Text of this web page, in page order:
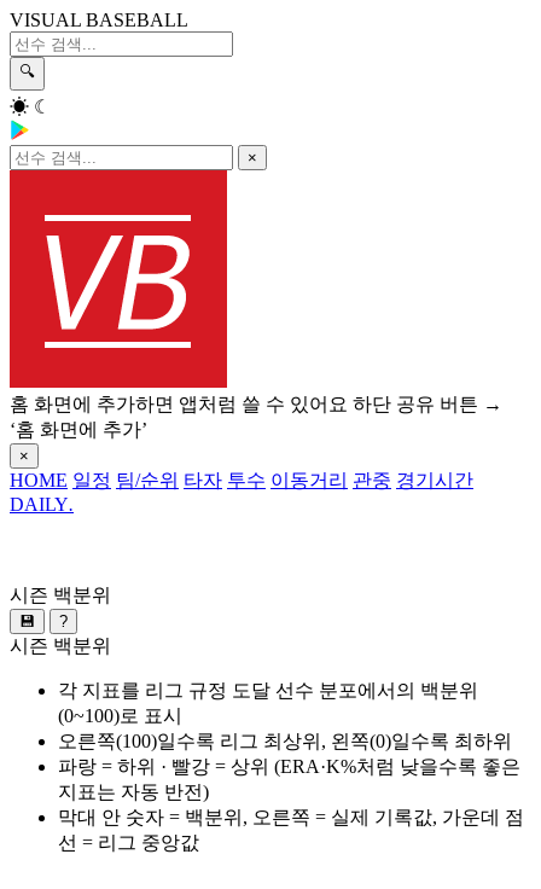
VISUAL BASEBALL
🔍
☀ ☾
×
홈 화면에 추가하면 앱처럼 쓸 수 있어요 하단 공유 버튼 →
‘홈 화면에 추가’
×
HOME 일정 팀/순위 타자 투수 이동거리 관중 경기시간
DAILY.
시즌 백분위
💾 ?
시즌 백분위
각 지표를 리그 규정 도달 선수 분포에서의 백분위
(0~100)로 표시
오른쪽(100)일수록 리그 최상위, 왼쪽(0)일수록 최하위
파랑 = 하위 · 빨강 = 상위 (ERA·K%처럼 낮을수록 좋은
지표는 자동 반전)
막대 안 숫자 = 백분위, 오른쪽 = 실제 기록값, 가운데 점
선 = 리그 중앙값